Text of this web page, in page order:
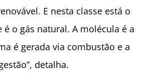
E nesta classe está o
o gás natural. A molécula é a
é gerada via combustão e a
detalha.